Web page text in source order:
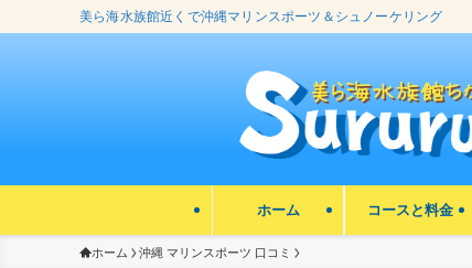
美ら海水族館近くで沖縄マリンスポーツ＆シュノーケリング
ホーム コースと料金
ホーム 沖縄 マリンスポーツ 口コミ